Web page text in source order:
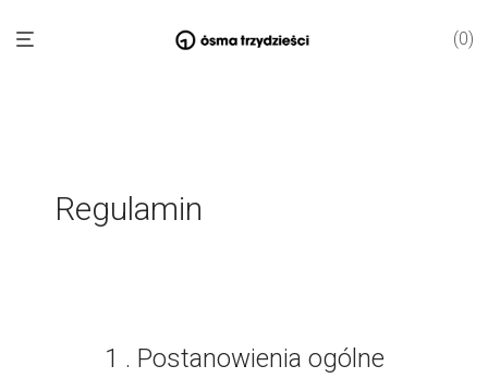
0
Regulamin
1 . Postanowienia ogólne